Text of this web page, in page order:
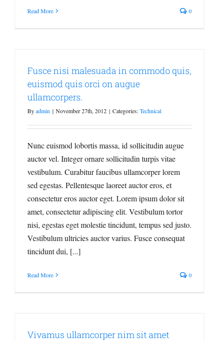
Read More 0
Fusce nisi malesuada in commodo quis,
euismod quis orci on augue
ullamcorpers.
Byadmin | November 27th, 2012 | Categories:Technical
Nunc euismod lobortis massa, id sollicitudin augue
auctor vel. Integer ornare sollicitudin turpis vitae
vestibulum. Curabitur faucibus ullamcorper lorem
sed egestas. Pellentesque laoreet auctor eros, et
consectetur eros auctor eget. Lorem ipsum dolor sit
amet, consectetur adipiscing elit. Vestibulum tortor
nisi, egestas eget molestie tincidunt, tempus sed justo.
Vestibulum ultricies auctor varius. Fusce consequat
tincidunt dui, [...]
Read More 0
Vivamus ullamcorper nim sit amet